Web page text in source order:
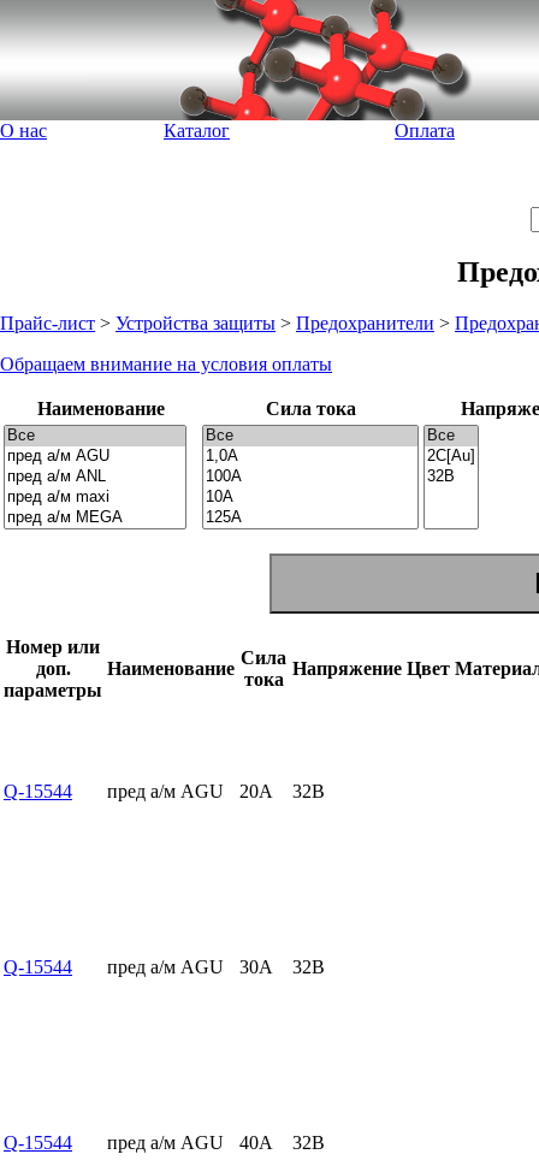
О нас Каталог Оплата
Прайс-лист > Устройства защиты > Предохранители >
Обращаем внимание на условия оплаты
Наименование Сила тока
Номер или
доп.
параметры
Наименование
Сила
тока
Напряжение Цвет
Q-15544 пред а/м AGU 20А 32В
Q-15544 пред а/м AGU 30А 32В
Q-15544 пред а/м AGU 40А 32В